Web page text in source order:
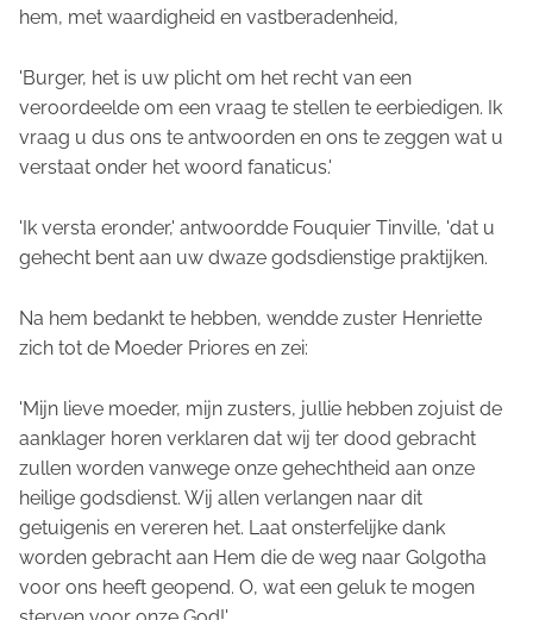
hem, met waardigheid en vastberadenheid,
'Burger, het is uw plicht om het recht van een
veroordeelde om een vraag te stellen te eerbiedigen. Ik
vraag u dus ons te antwoorden en ons te zeggen wat u
verstaat onder het woord fanaticus.'
'Ik versta eronder,' antwoordde Fouquier Tinville, 'dat u
gehecht bent aan uw dwaze godsdienstige praktijken.
Na hem bedankt te hebben, wendde zuster Henriette
zich tot de Moeder Priores en zei:
'Mijn lieve moeder, mijn zusters, jullie hebben zojuist de
aanklager horen verklaren dat wij ter dood gebracht
zullen worden vanwege onze gehechtheid aan onze
heilige godsdienst. Wij allen verlangen naar dit
getuigenis en vereren het. Laat onsterfelijke dank
worden gebracht aan Hem die de weg naar Golgotha
voor ons heeft geopend. O, wat een geluk te mogen